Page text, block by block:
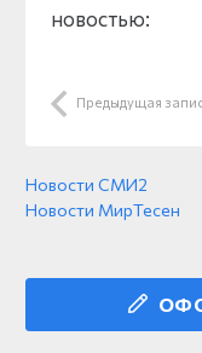
новостью:
Предыдущая
Новости СМИ2
Новости МирТесен